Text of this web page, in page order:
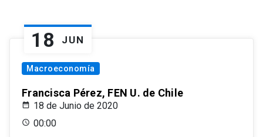
18 JUN
Macroeconomía
Francisca Pérez, FEN U. de Chile
18 de Junio de 2020
00:00